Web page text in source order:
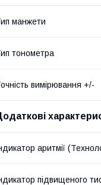
манжети
тонометра
вимірювання +/-
аритмії
підвищеного